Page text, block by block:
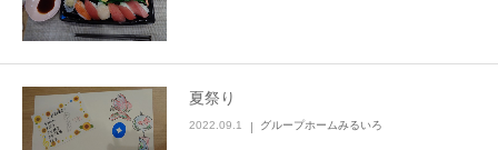
夏祭り
2022.09.1 グループホームみるいろ